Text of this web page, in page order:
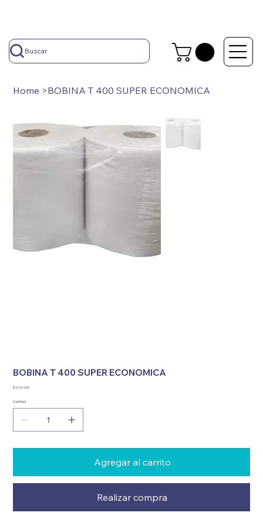
Buscar
Home >BOBINA T 400 SUPER ECONOMICA
BOBINA T 400 SUPER ECONOMICA
Precio
$ 16.413,30
Cantidad
Agregar al carrito
Realizar compra